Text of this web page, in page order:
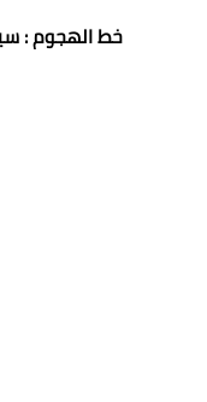
خط الهجوم :